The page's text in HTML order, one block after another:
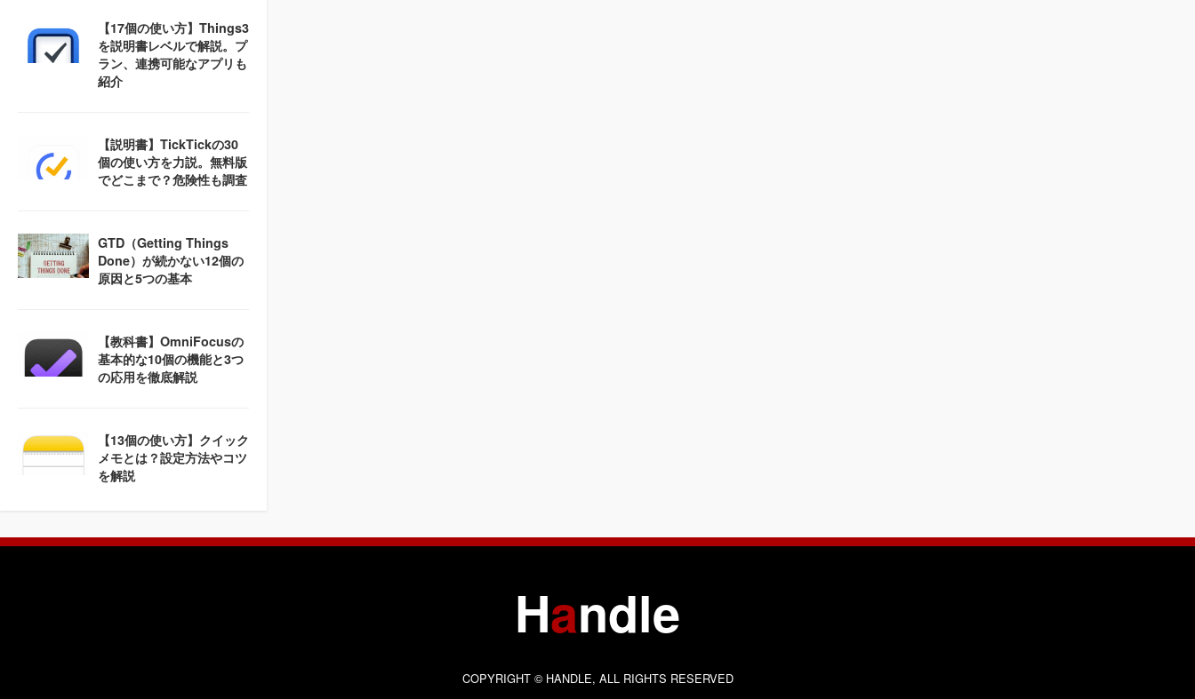
【17個の使い方】Things3
を説明書レベルで解説。プ
ラン、連携可能なアプリも
紹介
【説明書】TickTickの30
個の使い方を力説。無料版
でどこまで？危険性も調査
GTD（Getting Things
Done）が続かない12個の
原因と5つの基本
【教科書】OmniFocusの
基本的な10個の機能と3つ
の応用を徹底解説
【13個の使い方】クイック
メモとは？設定方法やコツ
を解説
Handle
COPYRIGHT © HANDLE, ALL RIGHTS RESERVED